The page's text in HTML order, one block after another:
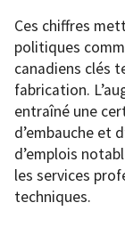
Ces chiffres
politiques
canadiens clés
fabrication.
entraîné une
d’embauche et
d’emplois
les services
techniques.